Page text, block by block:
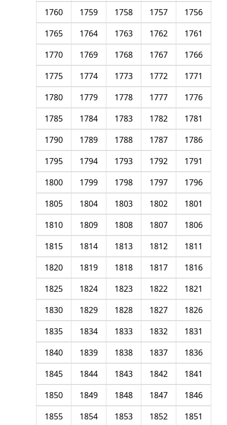
1756
1757
1758
1759
1760
1761
1762
1763
1764
1765
1766
1767
1768
1769
1770
1771
1772
1773
1774
1775
1776
1777
1778
1779
1780
1781
1782
1783
1784
1785
1786
1787
1788
1789
1790
1791
1792
1793
1794
1795
1796
1797
1798
1799
1800
1801
1802
1803
1804
1805
1806
1807
1808
1809
1810
1811
1812
1813
1814
1815
1816
1817
1818
1819
1820
1821
1822
1823
1824
1825
1826
1827
1828
1829
1830
1831
1832
1833
1834
1835
1836
1837
1838
1839
1840
1841
1842
1843
1844
1845
1846
1847
1848
1849
1850
1851
1852
1853
1854
1855